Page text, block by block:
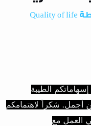
Quality of life
الطيبة
أجمل. شكراً لاهتمامكم
العمل مع